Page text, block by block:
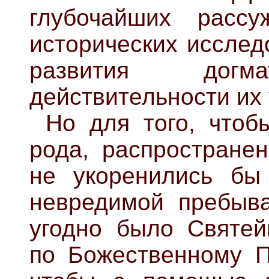
глубочайших
исторических
развития
действительности
Но для того,
рода,
не укоренились
невредимой
угодно было
по Божественному